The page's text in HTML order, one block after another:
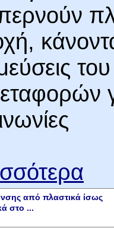
του
από πλαστικά ίσως
στο ...